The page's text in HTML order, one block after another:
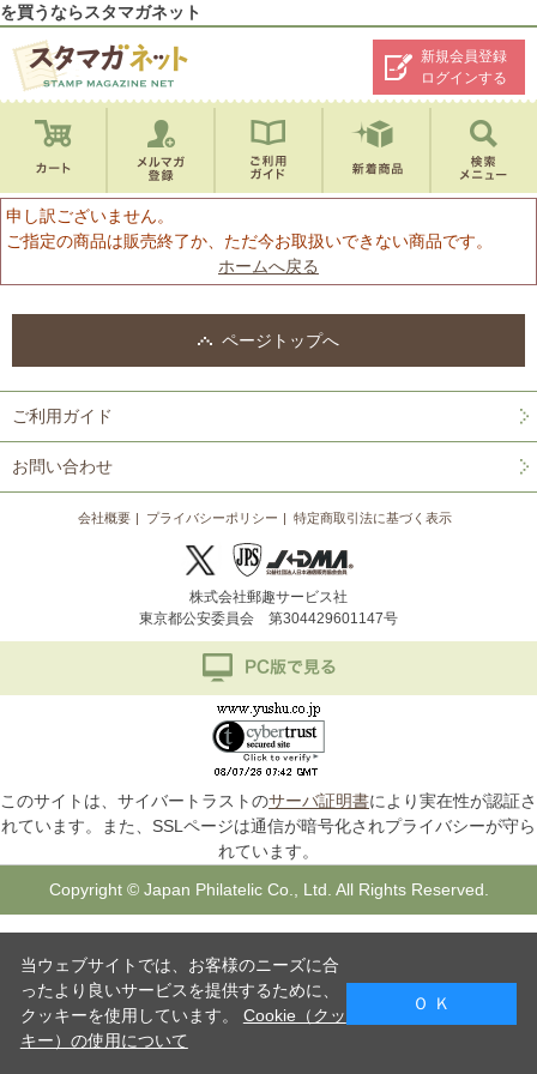
を買うならスタマガネット
新規会員登録
ログインする
申し訳ございません。
ご指定の商品は販売終了か、ただ今お取扱いできない商品です。
ホームへ戻る
ページトップへ
ご利用ガイド
お問い合わせ
会社概要 プライバシーポリシー 特定商取引法に基づく表示
株式会社郵趣サービス社
東京都公安委員会 第304429601147号
このサイトは、サイバートラストのサーバ証明書により実在性が認証さ
れています。また、SSLページは通信が暗号化されプライバシーが守ら
れています。
Copyright © Japan Philatelic Co., Ltd. All Rights Reserved.
当ウェブサイトでは、お客様のニーズに合
ったより良いサービスを提供するために、
クッキーを使用しています。 Cookie（クッ
キー）の使用について
Ｏ Ｋ